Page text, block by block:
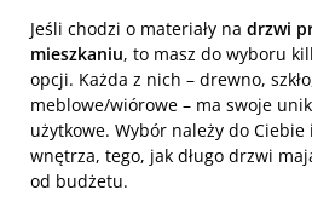
Jeśli chodzi o materiały na drzwi
mieszkaniu, to masz do wyboru
opcji. Każda z nich – drewno,
meblowe/wiórowe – ma swoje
użytkowe. Wybór należy do Ciebie
wnętrza, tego, jak długo drzwi
od budżetu.